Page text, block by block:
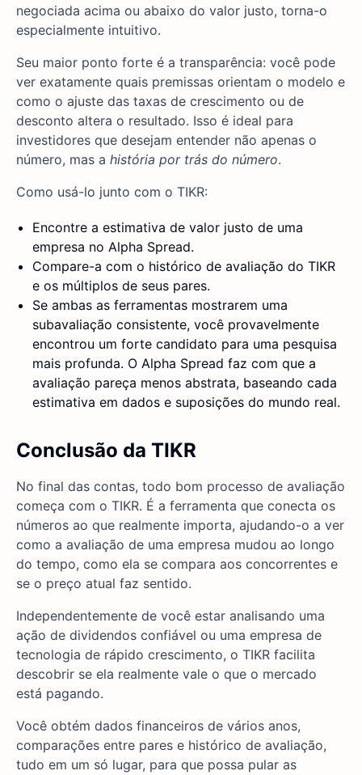
negociada acima ou abaixo do valor justo, torna-o
especialmente intuitivo.
Seu maior ponto forte é a transparência: você pode
ver exatamente quais premissas orientam o modelo e
como o ajuste das taxas de crescimento ou de
desconto altera o resultado. Isso é ideal para
investidores que desejam entender não apenas o
número, mas a história por trás do número.
Como usá-lo junto com o TIKR:
Encontre a estimativa de valor justo de uma
empresa no Alpha Spread.
Compare-a com o histórico de avaliação do TIKR
e os múltiplos de seus pares.
Se ambas as ferramentas mostrarem uma
subavaliação consistente, você provavelmente
encontrou um forte candidato para uma pesquisa
mais profunda. O Alpha Spread faz com que a
avaliação pareça menos abstrata, baseando cada
estimativa em dados e suposições do mundo real.
Conclusão da TIKR
No final das contas, todo bom processo de avaliação
começa com o TIKR. É a ferramenta que conecta os
números ao que realmente importa, ajudando-o a ver
como a avaliação de uma empresa mudou ao longo
do tempo, como ela se compara aos concorrentes e
se o preço atual faz sentido.
Independentemente de você estar analisando uma
ação de dividendos confiável ou uma empresa de
tecnologia de rápido crescimento, o TIKR facilita
descobrir se ela realmente vale o que o mercado
está pagando.
Você obtém dados financeiros de vários anos,
comparações entre pares e histórico de avaliação,
tudo em um só lugar, para que possa pular as